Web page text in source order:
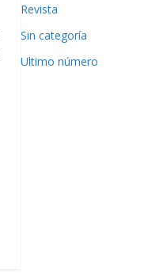
Revista
Sin categoría
Ultimo número